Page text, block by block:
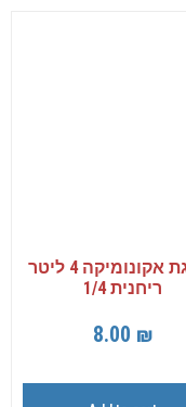
כימגת אקונומיקה 4 ליטר
ריחנית 1/4
8.00 ₪